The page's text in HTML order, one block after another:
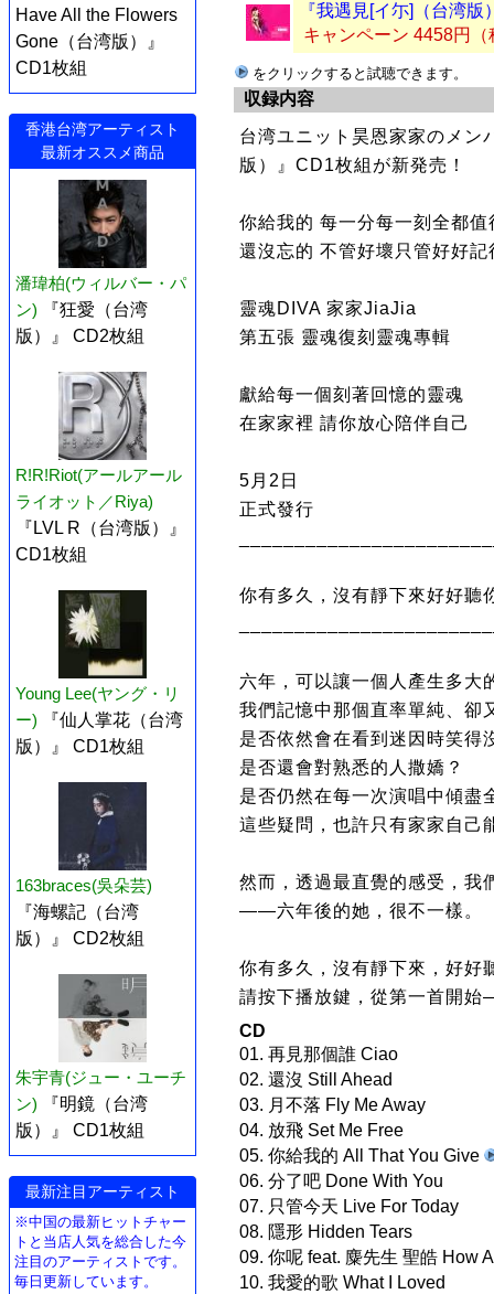
Have All the Flowers
Gone（台湾版）』
CD1枚組
香港台湾アーティスト
最新オススメ商品
潘瑋柏(ウィルバー・パ
ン)
『狂愛（台湾
版）』 CD2枚組
R!R!Riot(アールアール
ライオット／Riya)
『LVL R（台湾版）』
CD1枚組
Young Lee(ヤング・リ
ー)
『仙人掌花（台湾
版）』 CD1枚組
163braces(吳朵芸)
『海螺記（台湾
版）』 CD2枚組
朱宇青(ジュー・ユーチ
ン)
『明鏡（台湾
版）』 CD1枚組
最新注目アーティスト
※中国の最新ヒットチャー
トと当店人気を総合した今
注目のアーティストです。
毎日更新しています。
『我遇見[イ尓]（台湾
キャンペーン 4458円（
をクリックすると試聴できます。
収録内容
台湾ユニット昊恩家家のメ
版）』CD1枚組が新発売！
你給我的 每一分每一刻全都值
還沒忘的 不管好壞只管好好記
靈魂DIVA 家家JiaJia
第五張 靈魂復刻靈魂專輯
獻給每一個刻著回憶的靈魂
在家家裡 請你放心陪伴自己
5月2日
正式發行
你有多久，沒有靜下來好好
六年，可以讓一個人產生多大
我們記憶中那個直率單純、卻
是否依然會在看到迷因時笑得
是否還會對熟悉的人撒嬌？
是否仍然在每一次演唱中傾盡
這些疑問，也許只有家家自己
然而，透過最直覺的感受，我
——六年後的她，很不一樣。
你有多久，沒有靜下來，好好
請按下播放鍵，從第一首開
CD
01. 再見那個誰 Ciao
02. 還沒 Still Ahead
03. 月不落 Fly Me Away
04. 放飛 Set Me Free
05. 你給我的 All That You Give
06. 分了吧 Done With You
07. 只管今天 Live For Today
08. 隱形 Hidden Tears
09. 你呢 feat. 麋先生 聖皓 How
10. 我愛的歌 What I Loved